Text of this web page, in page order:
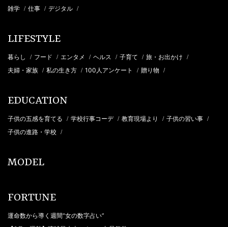
雑学 / 仕事 / デジタル /
LIFESTYLE
暮らし / フード / エンタメ / ヘルス / 子育て / 旅・お出かけ /
夫婦・家族 / 私の生き方 / 100人アンケート / 贈り物 /
EDUCATION
子供の五感を育てる / 学校行事コーデ / 教育現場より / 子供の習い事 /
子供の進路・学校 /
MODEL
FORTUNE
運命数から導く週間“女の数字占い”